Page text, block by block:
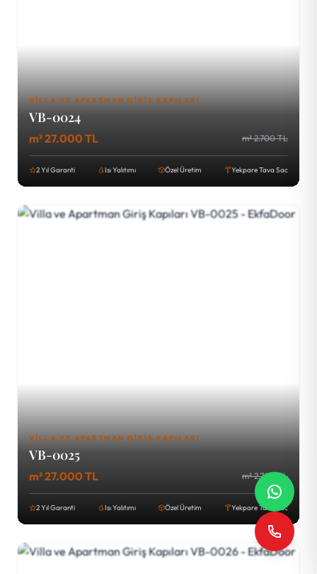
VILLA VE APARTMAN GIRIŞ KAPILARI
VB-0024
m² 27.000 TL m² 2.700 TL
2 Yıl Garanti Isı Yalıtımı Özel Üretim Yekpare Tava Sac
VILLA VE APARTMAN GIRIŞ KAPILARI
VB-0025
m² 27.000 TL m² 2.700 TL
2 Yıl Garanti Isı Yalıtımı Özel Üretim Yekpare Tava Sac